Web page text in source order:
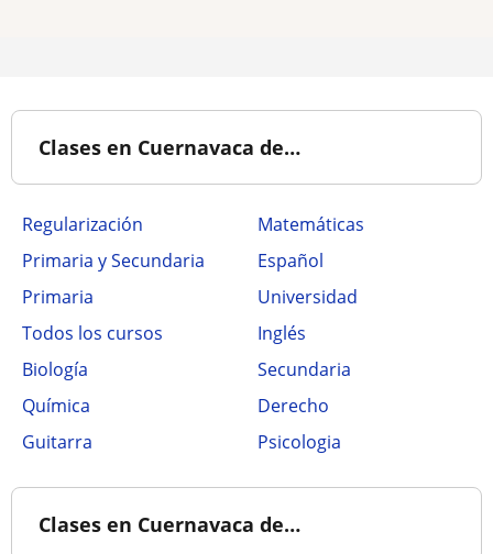
Clases en Cuernavaca de…
Regularización
Matemáticas
Primaria y Secundaria
Español
Primaria
Universidad
Todos los cursos
Inglés
Biología
Secundaria
Química
Derecho
Guitarra
Psicologia
Clases en Cuernavaca de…